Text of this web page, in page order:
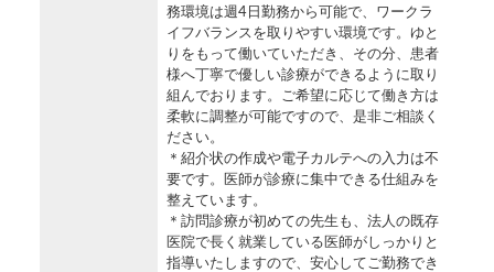
務環境は週4日勤務から可能で、ワークラ
イフバランスを取りやすい環境です。ゆと
りをもって働いていただき、その分、患者
様へ丁寧で優しい診療ができるように取り
組んでおります。ご希望に応じて働き方は
柔軟に調整が可能ですので、是非ご相談く
ださい。
＊紹介状の作成や電子カルテへの入力は不
要です。医師が診療に集中できる仕組みを
整えています。
＊訪問診療が初めての先生も、法人の既存
医院で長く就業している医師がしっかりと
指導いたしますので、安心してご勤務でき